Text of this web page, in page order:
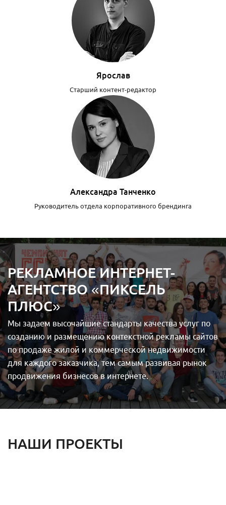
Ярослав
Старший контент-редактор
Александра Танченко
Руководитель отдела корпоративного брендинга
РЕКЛАМНОЕ ИНТЕРНЕТ-
АГЕНТСТВО «ПИКСЕЛЬ
ПЛЮС»
Мы задаем высочайшие стандарты качества услуг по
созданию и размещению контекстной рекламы сайтов
по продаже жилой и коммерческой недвижимости
для каждого заказчика, тем самым развивая рынок
продвижения бизнесов в интернете.
НАШИ ПРОЕКТЫ